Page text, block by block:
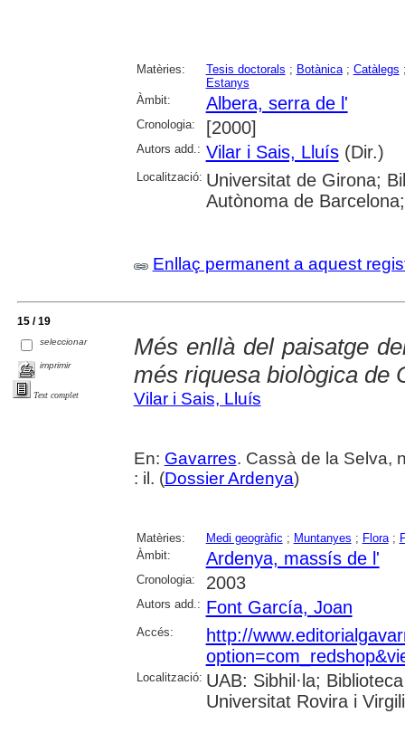
Matèries: Tesis doctorals ; Botànica; Catàlegs
Estanys
Àmbit:
Albera, serra de l'
Cronologia: [2000]
Autors add.: Vilar i Sais, Lluís(Dir.)
Localització: Universitat de Girona;
Autònoma de
Enllaç permanent a aquest
15 / 19
seleccionar
imprimir
Text complet
Més enllà del paisatge
més riquesa biològica de
Vilar i Sais, Lluís
En: Gavarres. Cassà de la Selva,
: il. (Dossier Ardenya)
Matèries: Medi geogràfic ; Muntanyes ; Flora;
Àmbit:
Ardenya, massís de l'
Cronologia: 2003
Autors add.: Font García, Joan
Accés:
http://
Localització: UAB: Sibhil·la;
Universitat Rovira i Virgili